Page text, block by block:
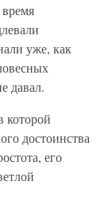
уже, как
давал.
которой
достоинства
его